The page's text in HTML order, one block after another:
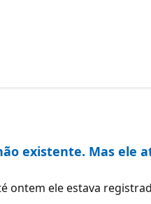
existente. Mas ele
ontem ele estava